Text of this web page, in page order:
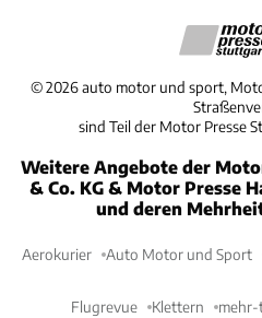
©2026 auto motor und sport,
sind Teil der Motor Presse
Weitere Angebote der
& Co. KG & Motor Presse
und deren
Aerokurier Auto Motor und Sport
Flugrevue Klettern mehr-